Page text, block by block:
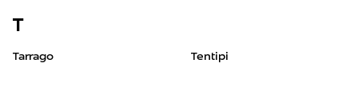
T
Tarrago Tentipi